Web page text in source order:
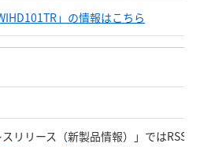
」の情報はこちら
リリース（新製品情報）」ではRSS